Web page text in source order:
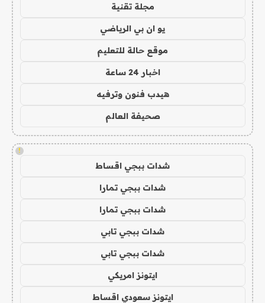
مجلة تقنية
يو ان بي الرياضي
موقع حالة للتعليم
اخبار 24 ساعة
هيدب فنون وترفيه
صحيفة العالم
!
شدات ببجي اقساط
شدات ببجي تمارا
شدات ببجي تمارا
شدات ببجي تابي
شدات ببجي تابي
ايتونز امريكي
ايتونز سعودي اقساط